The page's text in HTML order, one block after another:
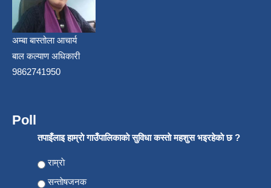
अम्बा बास्तोला आचार्य
बाल कल्याण अधिकारी
9862741950
Poll
तपाइँलाइ हाम्राे गाउँपालिकाकाे सुविधा कस्ताे महशुस भइरहेकाे छ ?
Choices
राम्राे
सन्ताेषजनक